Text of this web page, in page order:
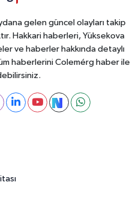
gelen güncel olayları takip
Hakkari haberleri, Yüksekova
ve haberler hakkında detaylı
haberlerini Colemérg haber ile